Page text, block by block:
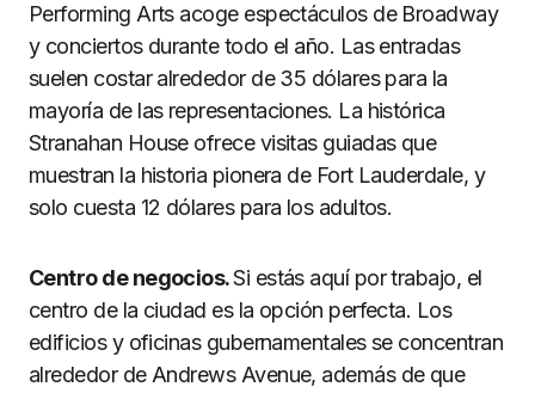
Performing Arts acoge espectáculos de Broadway
y conciertos durante todo el año. Las entradas
suelen costar alrededor de 35 dólares para la
mayoría de las representaciones. La histórica
Stranahan House ofrece visitas guiadas que
muestran la historia pionera de Fort Lauderdale, y
solo cuesta 12 dólares para los adultos.
Centro de negocios.Si estás aquí por trabajo, el
centro de la ciudad es la opción perfecta. Los
edificios y oficinas gubernamentales se concentran
alrededor de Andrews Avenue, además de que